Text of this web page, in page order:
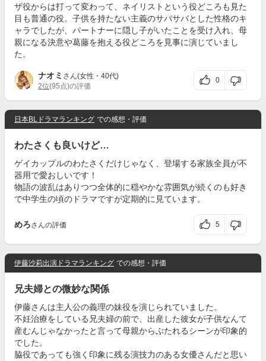
ザ役からは打って変わって、ネイリストという役どころも見た
目も普通の役。子供を持たない主義のサバサバとした性格のキ
ャラでしたが、パートナーに隠し子がいたことを受け入れ、母
親になる決意や葛藤を抱える役どころを見事に演じていまし
た。
ナオミ さん(女性・40代)
2位(95点)の評価
0
日本BLドラマランキング での感想・評価
わたさくも良いけど…
ゲイカップルのわたさくだけじゃなく、登場する家族全員が不
器用で愛おしいです！
物語の波乱はありつつ全体的に穏やかな雰囲気が続くのも好き
で中学生の頃のドラマですが定期的に見ています。
めろさんの評価 5
伊藤沙莉出演ドラマランキング での感想・評価
兄夫婦との微妙な関係
伊藤さんは主人公の義理の妹役を演じられていました。
不妊治療をしている兄夫婦の前で、出産した彼女が子供なんて
産むんじゃなかったと言って母親からぶたれるシーンが印象的
でした。
脇役であっても強く印象に残る演技力のある女優さんだと思い